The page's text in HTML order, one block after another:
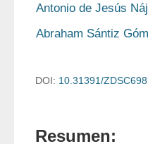
Antonio de Jesús
Abraham Sántiz
DOI: 10.31391/
Resumen: